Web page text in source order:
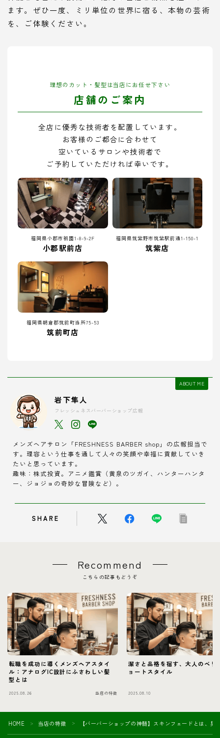
ます。ぜひ一度、ミリ単位の世界に宿る、本物の芸術
を、ご体験ください。
理想のカット・髪型は当店にお任せ下さい
店舗のご案内
全店に優秀な技術者を配置しています。
お客様のご都合に合わせて
空いているサロンや技術者で
ご予約していただければ幸いです。
福岡県小郡市祇園1-8-9-2F
小郡駅前店
福岡県筑紫野市筑紫駅前通1-150-1
筑紫店
福岡県朝倉郡筑前町当所75-53
筑前町店
ABOUT ME
岩下隼人
フレッシュネスバーバーショップ広報
メンズヘアサロン「FRESHNESS BARBER shop」の広報担当で
す。理容という仕事を通して人々の笑顔や幸福に貢献していき
たいと思っています。
趣味：株式投資。アニメ鑑賞（黄泉のツガイ、ハンターハンタ
ー、ジョジョの奇妙な冒険など）。
SHARE
Recommend
こちらの記事もどうぞ
転職を成功に導くメンズヘアスタイ
ル：アナログIC設計にふさわしい髪
型とは
2025.08.26 当店の特徴
潔さと品格を宿す、大人のベリ
ョートスタイル
2025.08.10
HOME ＞ 当店の特徴 ＞ 【バーバーショップの神髄】スキンフェードとは、